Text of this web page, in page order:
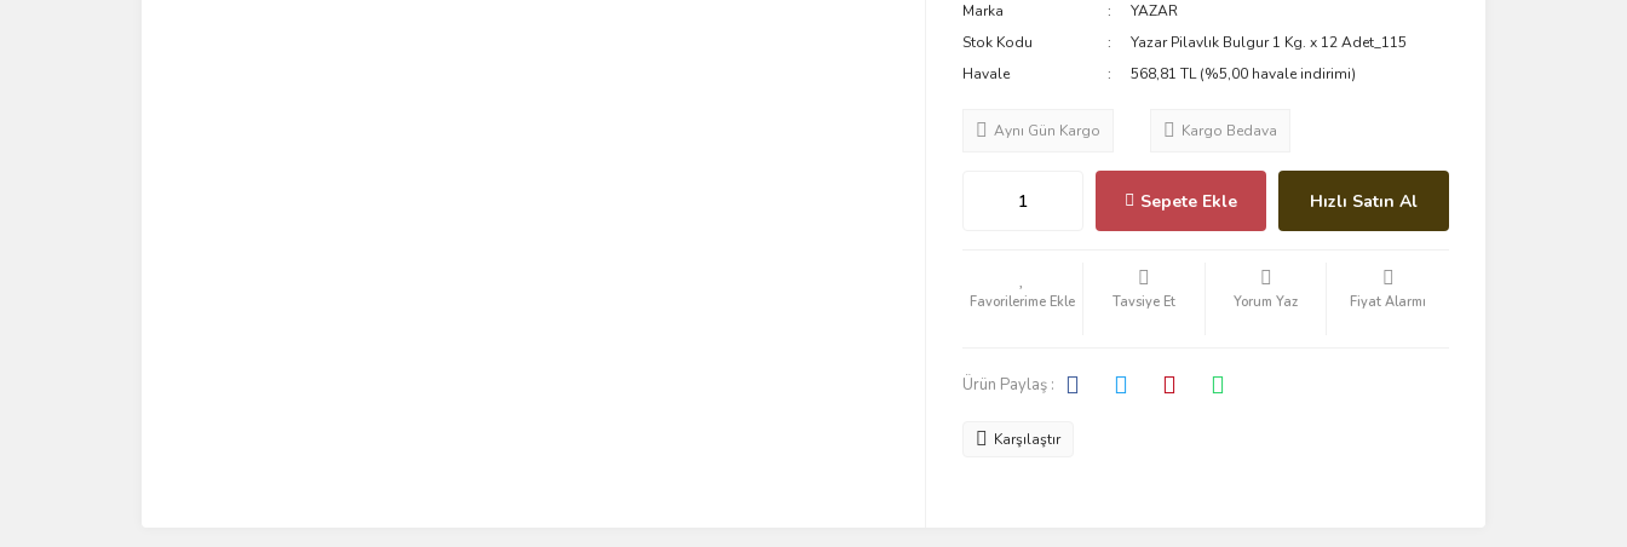
Marka
YAZAR
Stok Kodu
Yazar Pilavlık Bulgur 1 Kg. x 12 Adet_115
Havale
568,81 TL (%5,00 havale indirimi)
Aynı Gün Kargo Kargo Bedava
Sepete Ekle Hızlı Satın Al
Tavsiye Et Yorum Yaz Fiyat Alarmı
Ürün Paylaş :
Karşılaştır